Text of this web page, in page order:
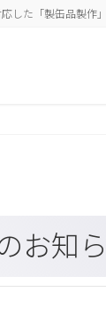
した「製缶品製作
お知